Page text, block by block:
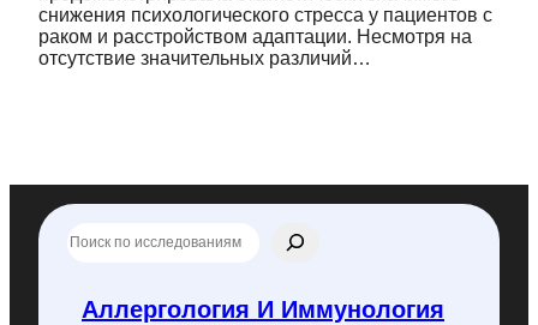
снижения психологического стресса у пациентов с
раком и расстройством адаптации. Несмотря на
отсутствие значительных различий…
П
о
Аллергология И Иммунология